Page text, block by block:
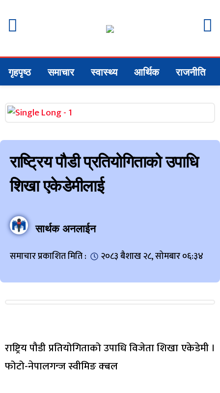
गृहपृष्ठ समाचार स्वास्थ्य आर्थिक राजनीति
राष्ट्रिय पौडी प्रतियोगिताको उपाधि
शिखा एकेडेमीलाई
सार्थक अनलाईन
समाचार प्रकाशित मिति : २०८३ बैशाख २८, सोमबार ०६:३४
राष्ट्रिय पौडी प्रतियोगिताको उपाधि विजेता शिखा एकेडेमी ।
फोटो-नेपालगन्ज स्वीमिङ क्बल